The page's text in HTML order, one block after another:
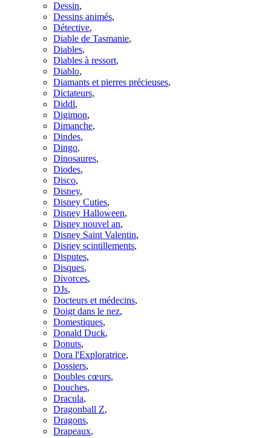
Dessin,
Dessins animés,
Détective,
Diable de Tasmanie,
Diables,
Diables à ressort,
Diablo,
Diamants et pierres précieuses,
Dictateurs,
Diddl,
Digimon,
Dimanche,
Dindes,
Dingo,
Dinosaures,
Diodes,
Disco,
Disney,
Disney Cuties,
Disney Halloween,
Disney nouvel an,
Disney Saint Valentin,
Disney scintillements,
Disputes,
Disques,
Divorces,
DJs,
Docteurs et médecins,
Doigt dans le nez,
Domestiques,
Donald Duck,
Donuts,
Dora l'Exploratrice,
Dossiers,
Doubles cœurs,
Douches,
Dracula,
Dragonball Z,
Dragons,
Drapeaux,